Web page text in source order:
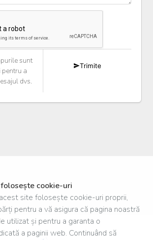
sunt
a
dvs.
Trimite
cookie-uri
site folosește cookie-uri proprii,
pentru a vă asigura că pagina noastră
utilizat și pentru a garanta o
a paginii web. Continuând să